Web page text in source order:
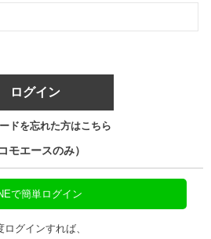
ログイン
ドを忘れた方はこちら
モエースのみ）
で簡単ログイン
ログインすれば、